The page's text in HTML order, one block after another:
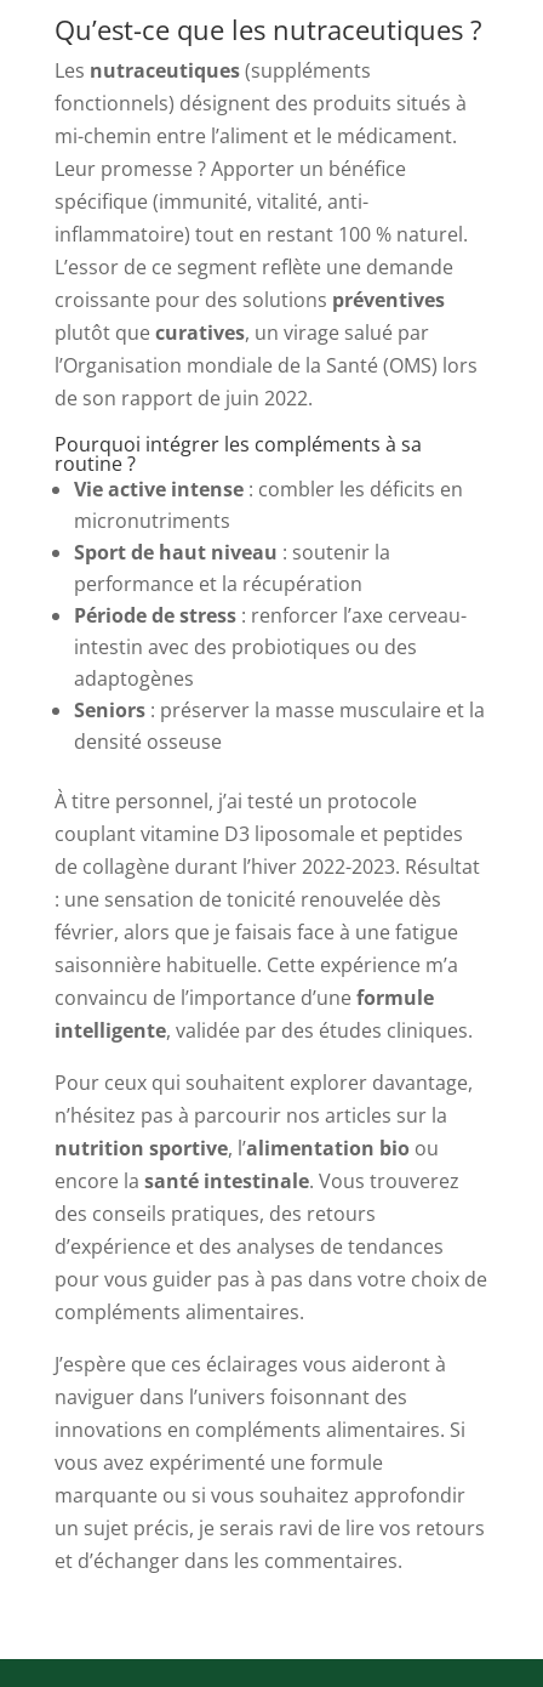
Qu’est-ce que les nutraceutiques ?
Les nutraceutiques(suppléments
fonctionnels) désignent des produits situés à
mi-chemin entre l’aliment et le médicament.
Leur promesse ? Apporter un bénéfice
spécifique (immunité, vitalité, anti-
inflammatoire) tout en restant 100 % naturel.
L’essor de ce segment reflète une demande
croissante pour des solutions préventives
plutôt quecuratives, un virage salué par
l’Organisation mondiale de la Santé (OMS) lors
de son rapport de juin 2022.
Pourquoi intégrer les compléments à sa
routine ?
Vie active intense: combler les déficits en
micronutriments
Sport de haut niveau : soutenir la
performance et la récupération
Période de stress: renforcer l’axe cerveau-
intestin avec des probiotiques ou des
adaptogènes
Seniors: préserver la masse musculaire et la
densité osseuse
À titre personnel, j’ai testé un protocole
couplant vitamine D3 liposomale et peptides
de collagène durant l’hiver 2022-2023. Résultat
: une sensation de tonicité renouvelée dès
février, alors que je faisais face à une fatigue
saisonnière habituelle. Cette expérience m’a
convaincu de l’importance d’uneformule
intelligente, validée par des études cliniques.
Pour ceux qui souhaitent explorer davantage,
n’hésitez pas à parcourir nos articles sur la
nutrition sportive, l’alimentation bioou
encore la santé intestinale. Vous trouverez
des conseils pratiques, des retours
d’expérience et des analyses de tendances
pour vous guider pas à pas dans votre choix de
compléments alimentaires.
J’espère que ces éclairages vous aideront à
naviguer dans l’univers foisonnant des
innovations en compléments alimentaires. Si
vous avez expérimenté une formule
marquante ou si vous souhaitez approfondir
un sujet précis, je serais ravi de lire vos retours
et d’échanger dans les commentaires.